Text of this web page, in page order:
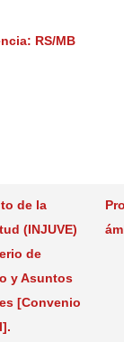
RS/MB
de la
(INJUVE)
de
y Asuntos
[Convenio